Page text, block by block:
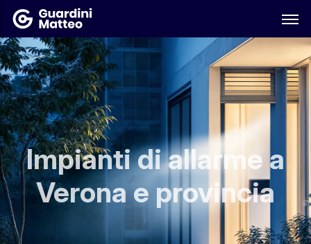
Impianti di allarme a
Verona e provincia